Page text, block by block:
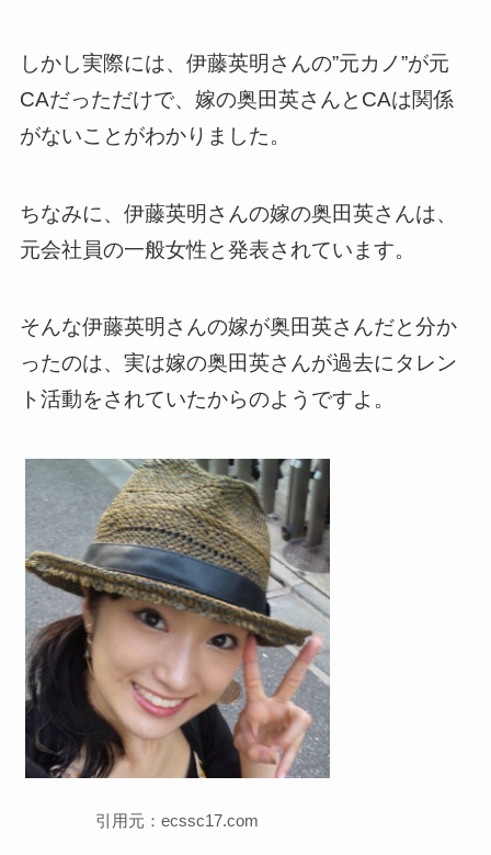
しかし実際には、伊藤英明さんの”元カノ”が元
CAだっただけで、嫁の奥田英さんとCAは関係
がないことがわかりました。
ちなみに、伊藤英明さんの嫁の奥田英さんは、
元会社員の一般女性と発表されています。
そんな伊藤英明さんの嫁が奥田英さんだと分か
ったのは、実は嫁の奥田英さんが過去にタレン
ト活動をされていたからのようですよ。
引用元：ecssc17.com